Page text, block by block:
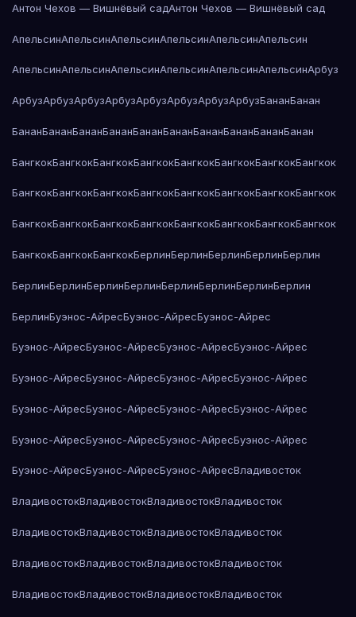
Антон Чехов — Вишнёвый садАнтон Чехов — Вишнёвый сад
АпельсинАпельсинАпельсинАпельсинАпельсинАпельсин
АпельсинАпельсинАпельсинАпельсинАпельсинАпельсинАрбуз
АрбузАрбузАрбузАрбузАрбузАрбузАрбузАрбузБананБанан
БананБананБананБананБананБананБананБананБананБанан
БангкокБангкокБангкокБангкокБангкокБангкокБангкокБангкок
БангкокБангкокБангкокБангкокБангкокБангкокБангкокБангкок
БангкокБангкокБангкокБангкокБангкокБангкокБангкокБангкок
БангкокБангкокБангкокБерлинБерлинБерлинБерлинБерлин
БерлинБерлинБерлинБерлинБерлинБерлинБерлинБерлин
БерлинБуэнос-АйресБуэнос-АйресБуэнос-Айрес
Буэнос-АйресБуэнос-АйресБуэнос-АйресБуэнос-Айрес
Буэнос-АйресБуэнос-АйресБуэнос-АйресБуэнос-Айрес
Буэнос-АйресБуэнос-АйресБуэнос-АйресБуэнос-Айрес
Буэнос-АйресБуэнос-АйресБуэнос-АйресБуэнос-Айрес
Буэнос-АйресБуэнос-АйресБуэнос-АйресВладивосток
ВладивостокВладивостокВладивостокВладивосток
ВладивостокВладивостокВладивостокВладивосток
ВладивостокВладивостокВладивостокВладивосток
ВладивостокВладивостокВладивостокВладивосток